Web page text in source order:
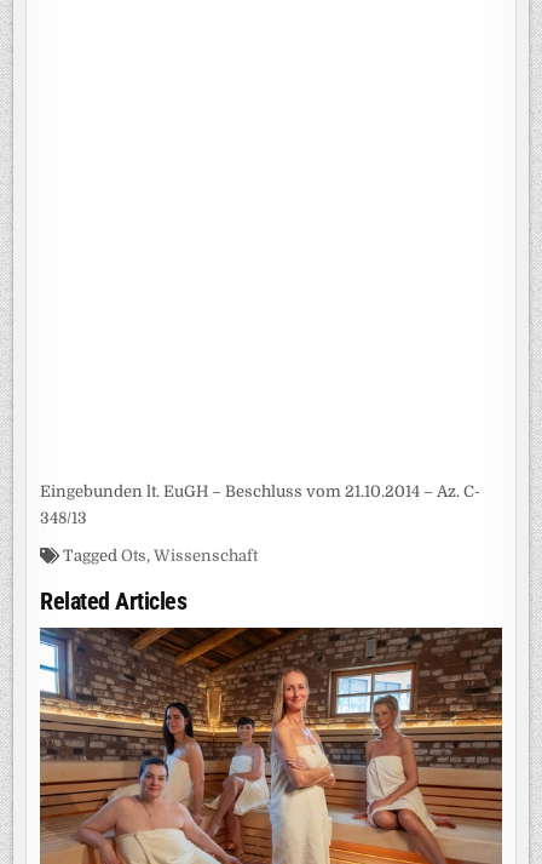
Eingebunden lt. EuGH – Beschluss vom 21.10.2014 – Az. C-
348/13
TaggedOts,Wissenschaft
Related Articles